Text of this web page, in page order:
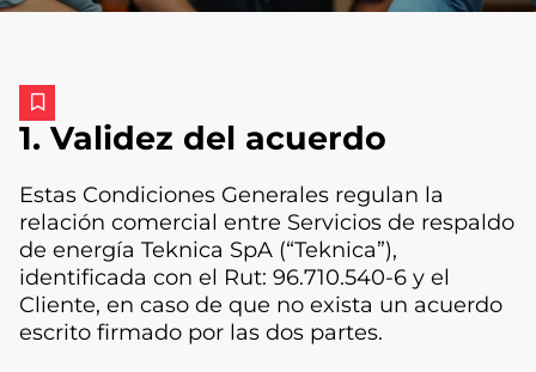
1. Validez del acuerdo
Estas Condiciones Generales regulan la
relación comercial entre Servicios de respaldo
de energía Teknica SpA (“Teknica”),
identificada con el Rut: 96.710.540-6 y el
Cliente, en caso de que no exista un acuerdo
escrito firmado por las dos partes.